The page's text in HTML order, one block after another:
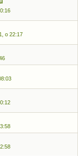
o 22:17